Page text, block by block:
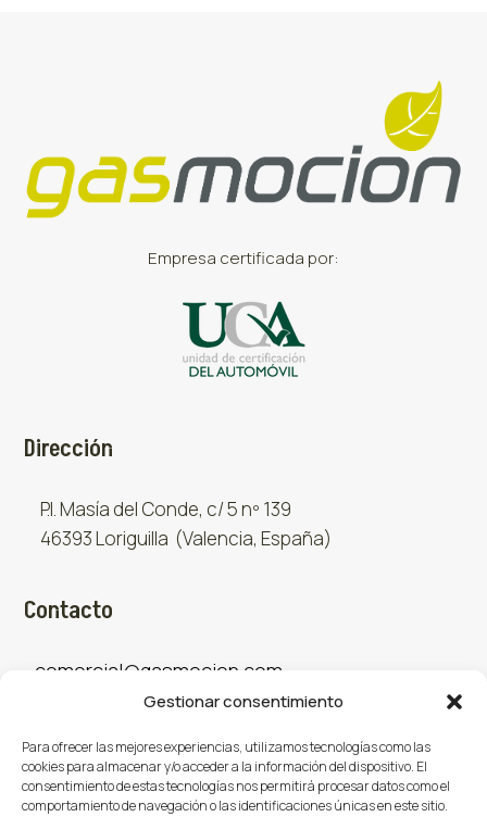
Gestionar consentimiento
Para ofrecer las mejores experiencias, utilizamos tecnologías como las
cookies para almacenar y/o acceder a la información del dispositivo. El
consentimiento de estas tecnologías nos permitirá procesar datos como el
comportamiento de navegación o las identificaciones únicas en este sitio.
Empresa certificada por:
Dirección
P.I. Masía del Conde, c/ 5 nº 139
46393 Loriguilla (Valencia, España)
Contacto
comercial@gasmocion.com
Sociales